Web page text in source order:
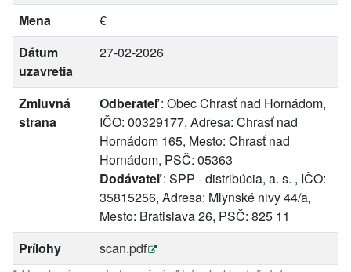
Mena
€
Dátum
uzavretia
27-02-2026
Zmluvná
strana
Odberateľ: Obec Chrasť nad Hornádom,
IČO: 00329177, Adresa: Chrasť nad
Hornádom 165, Mesto: Chrasť nad
Hornádom, PSČ: 05363
Dodávateľ: SPP - distribúcia, a. s. , IČO:
35815256, Adresa: Mlynské nivy 44/a,
Mesto: Bratislava 26, PSČ: 825 11
Prílohy
scan.pdf